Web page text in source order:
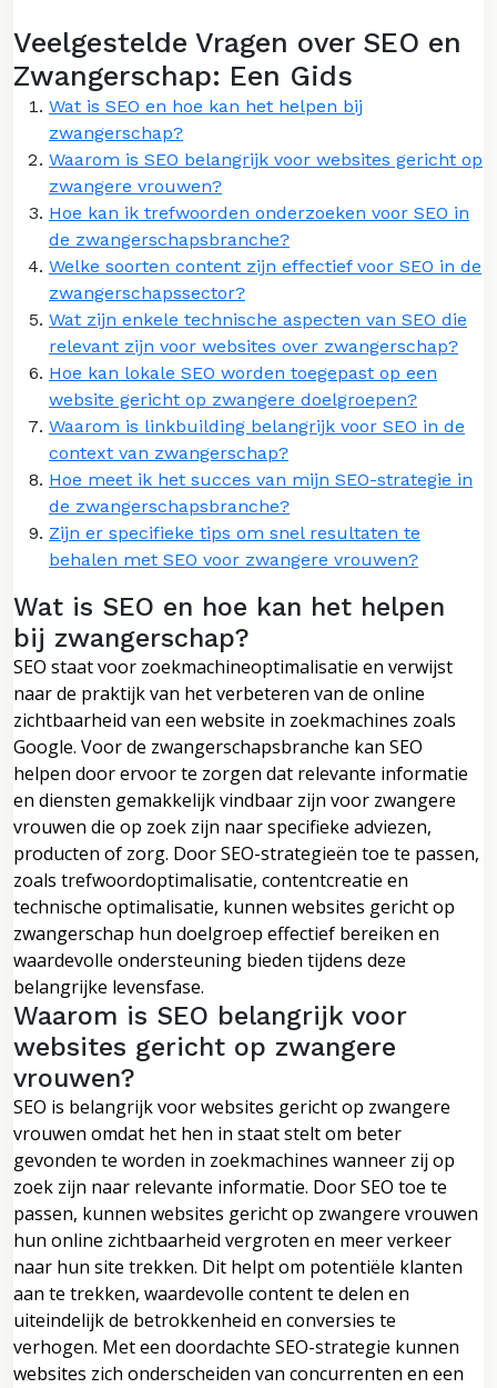
Veelgestelde Vragen over SEO en
Zwangerschap: Een Gids
Wat is SEO en hoe kan het helpen bij
zwangerschap?
Waarom is SEO belangrijk voor websites gericht op
zwangere vrouwen?
Hoe kan ik trefwoorden onderzoeken voor SEO in
de zwangerschapsbranche?
Welke soorten content zijn effectief voor SEO in de
zwangerschapssector?
Wat zijn enkele technische aspecten van SEO die
relevant zijn voor websites over zwangerschap?
Hoe kan lokale SEO worden toegepast op een
website gericht op zwangere doelgroepen?
Waarom is linkbuilding belangrijk voor SEO in de
context van zwangerschap?
Hoe meet ik het succes van mijn SEO-strategie in
de zwangerschapsbranche?
Zijn er specifieke tips om snel resultaten te
behalen met SEO voor zwangere vrouwen?
Wat is SEO en hoe kan het helpen
bij zwangerschap?
SEO staat voor zoekmachineoptimalisatie en verwijst
naar de praktijk van het verbeteren van de online
zichtbaarheid van een website in zoekmachines zoals
Google. Voor de zwangerschapsbranche kan SEO
helpen door ervoor te zorgen dat relevante informatie
en diensten gemakkelijk vindbaar zijn voor zwangere
vrouwen die op zoek zijn naar specifieke adviezen,
producten of zorg. Door SEO-strategieën toe te passen,
zoals trefwoordoptimalisatie, contentcreatie en
technische optimalisatie, kunnen websites gericht op
zwangerschap hun doelgroep effectief bereiken en
waardevolle ondersteuning bieden tijdens deze
belangrijke levensfase.
Waarom is SEO belangrijk voor
websites gericht op zwangere
vrouwen?
SEO is belangrijk voor websites gericht op zwangere
vrouwen omdat het hen in staat stelt om beter
gevonden te worden in zoekmachines wanneer zij op
zoek zijn naar relevante informatie. Door SEO toe te
passen, kunnen websites gericht op zwangere vrouwen
hun online zichtbaarheid vergroten en meer verkeer
naar hun site trekken. Dit helpt om potentiële klanten
aan te trekken, waardevolle content te delen en
uiteindelijk de betrokkenheid en conversies te
verhogen. Met een doordachte SEO-strategie kunnen
websites zich onderscheiden van concurrenten en een